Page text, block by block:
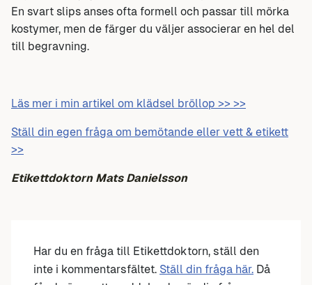
En svart slips anses ofta formell och passar till mörka
kostymer, men de färger du väljer associerar en hel del
till begravning.
Läs mer i min artikel om klädsel bröllop >> >>
Ställ din egen fråga om bemötande eller vett & etikett
>>
Etikettdoktorn Mats Danielsson
Har du en fråga till Etikettdoktorn, ställ den
inte i kommentarsfältet. Ställ din fråga här. Då